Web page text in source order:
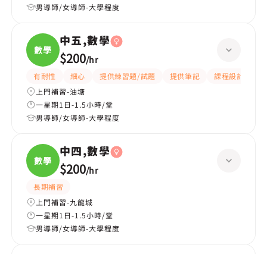
男導師/女導師-大學程度
數學
中五,數學
$200/hr
有耐性 細心 提供練習題/試題 提供筆記 課程設計
上門補習-油塘
一星期1日-1.5小時/堂
男導師/女導師-大學程度
數學
中四,數學
$200/hr
長期補習
上門補習-九龍城
一星期1日-1.5小時/堂
男導師/女導師-大學程度